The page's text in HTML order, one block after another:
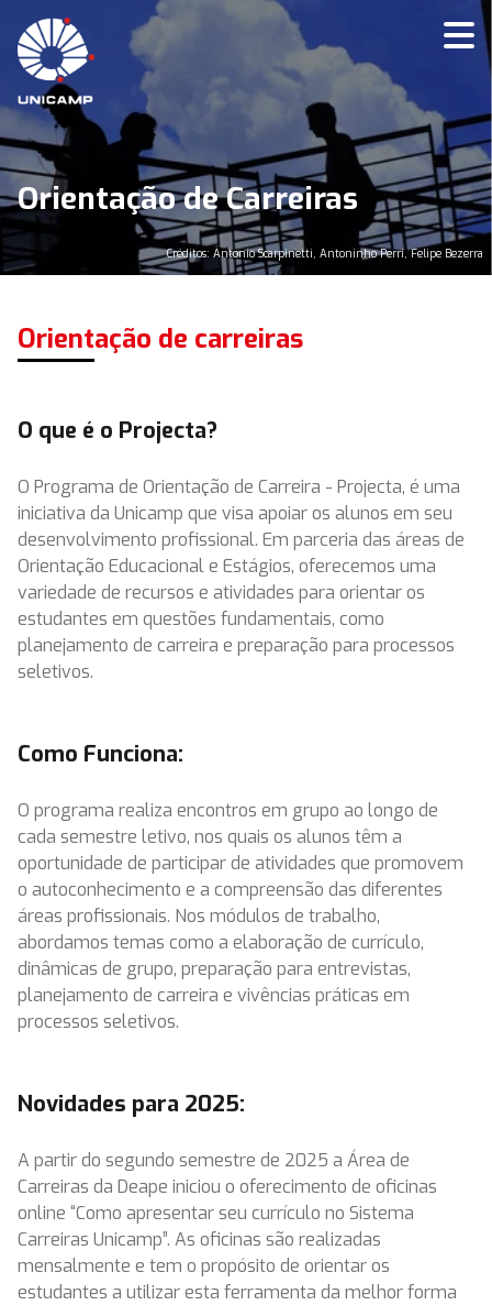
Orientação de Carreiras
Créditos: Antonio Scarpinetti, Antoninho Perri, Felipe Bezerra
Orientação de carreiras
O que é o Projecta?
O Programa de Orientação de Carreira - Projecta, é uma
iniciativa da Unicamp que visa apoiar os alunos em seu
desenvolvimento profissional. Em parceria das áreas de
Orientação Educacional e Estágios, oferecemos uma
variedade de recursos e atividades para orientar os
estudantes em questões fundamentais, como
planejamento de carreira e preparação para processos
seletivos.
Como Funciona:
O programa realiza encontros em grupo ao longo de
cada semestre letivo, nos quais os alunos têm a
oportunidade de participar de atividades que promovem
o autoconhecimento e a compreensão das diferentes
áreas profissionais. Nos módulos de trabalho,
abordamos temas como a elaboração de currículo,
dinâmicas de grupo, preparação para entrevistas,
planejamento de carreira e vivências práticas em
processos seletivos.
Novidades para 2025:
A partir do segundo semestre de 2025 a Área de
Carreiras da Deape iniciou o oferecimento de oficinas
online “Como apresentar seu currículo no Sistema
Carreiras Unicamp”. As oficinas são realizadas
mensalmente e tem o propósito de orientar os
estudantes a utilizar esta ferramenta da melhor forma